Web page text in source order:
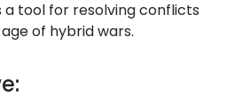
a tool for resolving conflicts
of hybrid wars.